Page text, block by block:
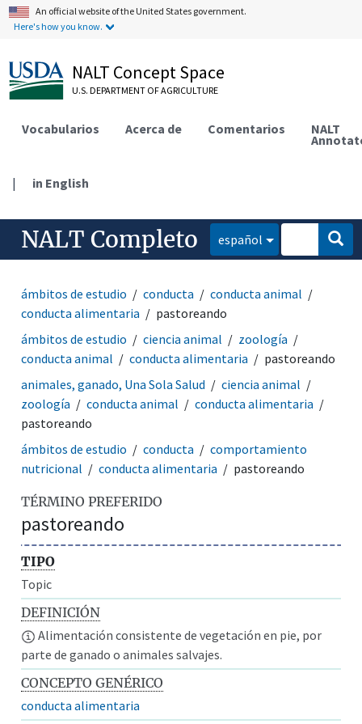
An official website of the United States government.
Here's how you know.
NALT Concept Space
U.S. DEPARTMENT OF AGRICULTURE
Vocabularios Acerca de Comentarios NALT
| in English
NALT Completo español
ámbitos de estudio conducta
conducta animal
conducta alimentaria
pastoreando
ámbitos de estudio
ciencia animal
zoología
conducta animal
conducta alimentaria
pastoreando
animales, ganado, Una Sola Salud
ciencia animal
zoología
conducta animal
conducta alimentaria
pastoreando
ámbitos de estudio
conducta
comportamiento
nutricional
conducta alimentaria pastoreando
TÉRMINO PREFERIDO
pastoreando
TIPO
Topic
DEFINICIÓN
Alimentación consistente de vegetación en pie, por
parte de ganado o animales salvajes.
CONCEPTO GENÉRICO
conducta alimentaria